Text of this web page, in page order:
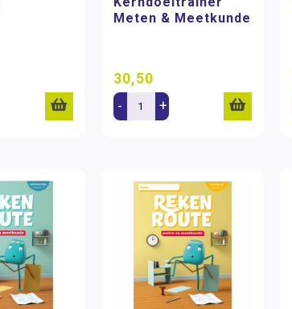
Meten & Meetkunde
30,50
- +